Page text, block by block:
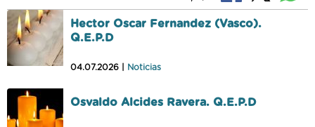
Hector Oscar Fernandez (Vasco).
Q.E.P.D
04.07.2026 | Noticias
Osvaldo Alcides Ravera. Q.E.P.D